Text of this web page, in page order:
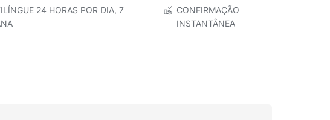
24 HORAS POR DIA, 7
CONFIRMAÇÃO
INSTANTÂNEA